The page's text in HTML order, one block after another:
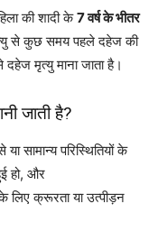
की शादी के7 वर्ष के भीतर
से कुछ समय पहले दहेज की
दहेज मृत्यु माना जाता है।
जाती है?
सामान्य परिस्थितियों के
हो, और
लिए क्रूरता या उत्पीड़न